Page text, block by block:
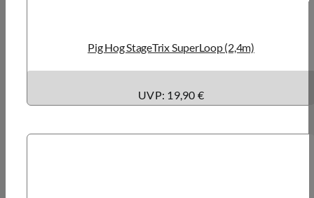
Pig Hog StageTrix SuperLoop (2,4m)
UVP: 19,90 €